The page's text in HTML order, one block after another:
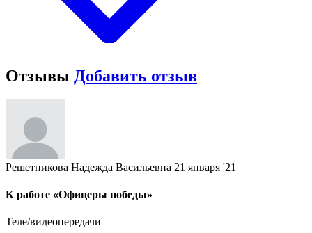
Отзывы Добавить отзыв
Решетникова Надежда Васильевна 21 января '21
К работе «Офицеры победы»
Теле/видеопередачи